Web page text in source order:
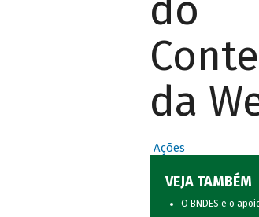
do
da
Ações
VEJA TAMBÉM
O BNDES e o